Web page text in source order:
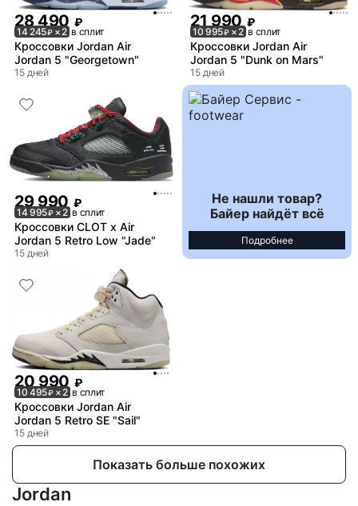
28 490 ₽
14 245₽ × 2 в сплит
Кроссовки Jordan Air
Jordan 5 "Georgetown"
15 дней
21 990 ₽
10 995₽ × 2 в сплит
Кроссовки Jordan Air
Jordan 5 "Dunk on Mars"
15 дней
29 990 ₽
14 995₽ × 2 в сплит
Кроссовки CLOT x Air
Jordan 5 Retro Low "Jade"
15 дней
Не нашли товар?
Байер найдёт всё
Подробнее
20 990 ₽
10 495₽ × 2 в сплит
Кроссовки Jordan Air
Jordan 5 Retro SE "Sail"
15 дней
Показать больше похожих
Jordan